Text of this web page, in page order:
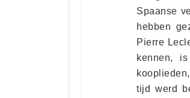
Spaanse
hebben
Pierre
kennen,
tijd werd